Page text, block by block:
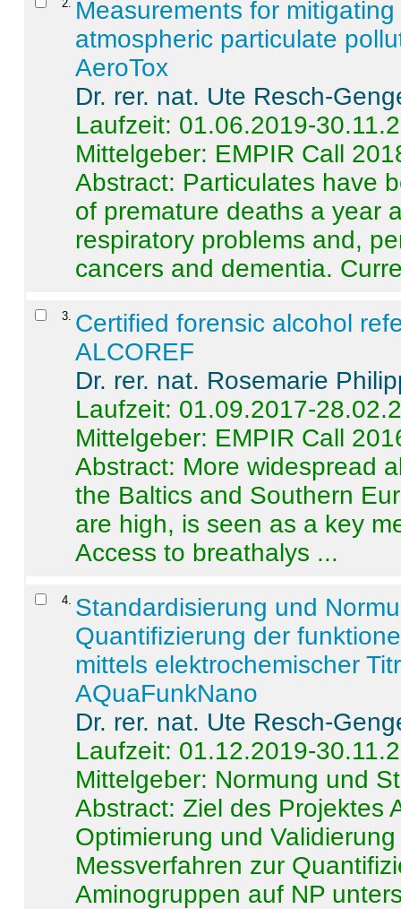
2
Measurements for
atmospheric particulate
AeroTox
Dr. rer. nat. Ute Resch-
Laufzeit: 01.06.2019-
Mittelgeber: EMPIR Call
Abstract: Particulates have
of premature deaths a year
respiratory problems and,
cancers and dementia.
3 Certified forensic alcohol
ALCOREF
Dr. rer. nat. Rosemarie
Laufzeit: 01.09.2017-
Mittelgeber: EMPIR Call
Abstract: More widespread
the Baltics and Southern
are high, is seen as a key
Access to breathalys ...
4 Standardisierung und
Quantifizierung der
mittels elektrochemischer
AQuaFunkNano
Dr. rer. nat. Ute Resch-
Laufzeit: 01.12.2019-
Mittelgeber: Normung und
Abstract:Ziel des Projektes
Optimierung und
Messverfahren zur
Aminogruppen auf NP